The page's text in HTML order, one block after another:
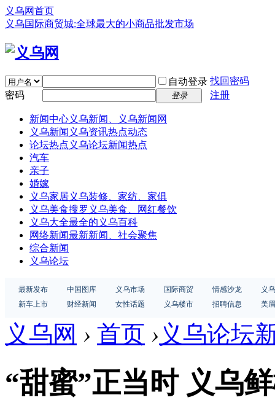
义乌网首页
义乌国际商贸城:全球最大的小商品批发市场
自动登录 找回密码
密码
登录 注册
新闻中心义乌新闻、义乌新闻网
义乌新闻 义乌资讯热点动态
论坛热点 义乌论坛新闻热点
汽车
亲子
婚嫁
义乌家居义乌装修、家纺、家俱
义乌美食搜罗义乌美食、网红餐饮
义乌大全最全的义乌百科
网络新闻最新新闻、社会聚焦
综合新闻
义乌论坛
最新发布 中国图库 义乌市场 国际商贸 情感沙龙
义
新车上市
财经新闻 女性话题 义乌楼市 招聘信息 美
义乌网 › 首页 › 义乌论坛
“甜蜜”正当时 义乌